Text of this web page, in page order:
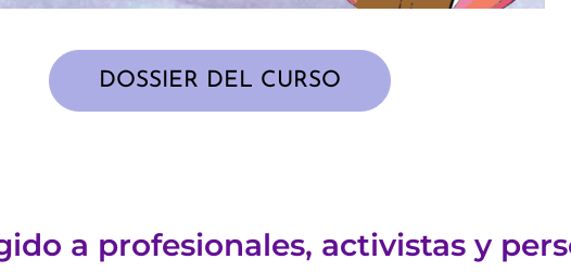
DOSSIER DEL CURSO
a profesionales, activistas y